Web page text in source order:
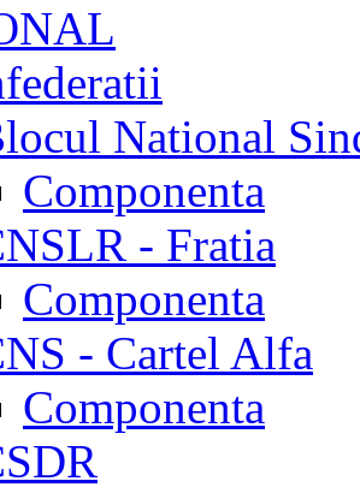
National
Componenta
- Fratia
Componenta
- Cartel Alfa
Componenta